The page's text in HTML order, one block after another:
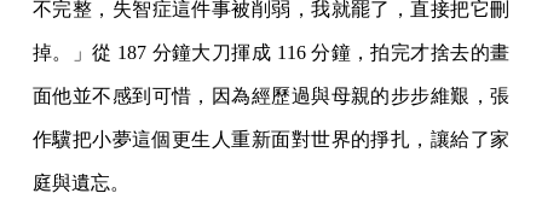
不完整，失智症這件事被削弱，我就罷了，直接把它刪
掉。」從 187 分鐘大刀揮成 116 分鐘，拍完才捨去的畫
面他並不感到可惜，因為經歷過與母親的步步維艱，張
作驥把小夢這個更生人重新面對世界的掙扎，讓給了家
庭與遺忘。